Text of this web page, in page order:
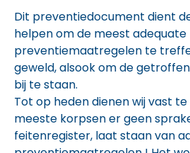
Dit preventiedocument dient
helpen om de meest adequate
preventiemaatregelen te
geweld, alsook om de
bij te staan.
Tot op heden dienen wij vast
meeste korpsen er geen
feitenregister, laat staan van